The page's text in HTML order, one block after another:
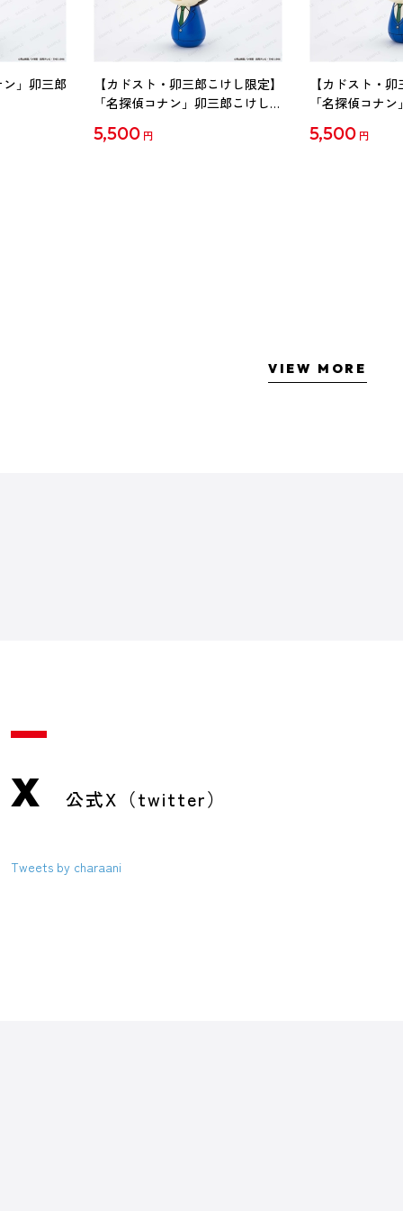
」卯三郎
【カドスト・卯三郎こけし限定】
「名探偵コナン」卯三郎こけし
5,500 円
【カドスト・
「名探偵コナ
5,500 円
VIEW MORE
X 公式X（twitter）
Tweets by charaani